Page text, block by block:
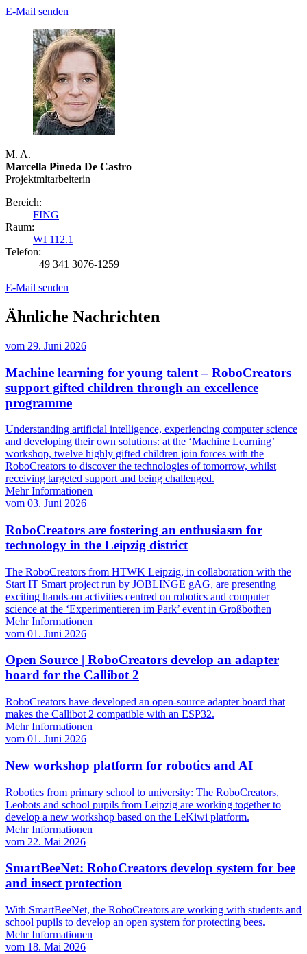
E-Mail senden
M. A.
Marcella Pineda De Castro
Projektmitarbeiterin
Bereich:
FING
Raum:
WI 112.1
Telefon:
+49 341 3076-1259
E-Mail senden
Ähnliche Nachrichten
vom 29. Juni 2026
Machine learning for young talent – RoboCreators
support gifted children through an excellence
programme
Understanding artificial intelligence, experiencing computer science
and developing their own solutions: at the ‘Machine Learning’
workshop, twelve highly gifted children join forces with the
RoboCreators to discover the technologies of tomorrow, whilst
receiving targeted support and being challenged.
Mehr Informationen
vom 03. Juni 2026
RoboCreators are fostering an enthusiasm for
technology in the Leipzig district
The RoboCreators from HTWK Leipzig, in collaboration with the
Start IT Smart project run by JOBLINGE gAG, are presenting
exciting hands-on activities centred on robotics and computer
science at the ‘Experimentieren im Park’ event in Großbothen
Mehr Informationen
vom 01. Juni 2026
Open Source | RoboCreators develop an adapter
board for the Callibot 2
RoboCreators have developed an open-source adapter board that
makes the Callibot 2 compatible with an ESP32.
Mehr Informationen
vom 01. Juni 2026
New workshop platform for robotics and AI
Robotics from primary school to university: The RoboCreators,
Leobots and school pupils from Leipzig are working together to
develop a new workshop based on the LeKiwi platform.
Mehr Informationen
vom 22. Mai 2026
SmartBeeNet: RoboCreators develop system for bee
and insect protection
With SmartBeeNet, the RoboCreators are working with students and
school pupils to develop an open system for protecting bees.
Mehr Informationen
vom 18. Mai 2026